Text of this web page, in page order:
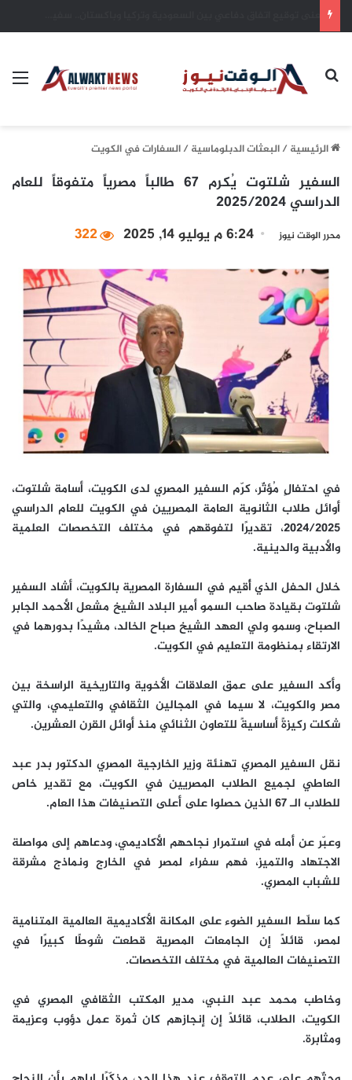
بحث عن
الرئيسية/البعثات الدبلوماسية/السفارات في الكويت
السفير شلتوت يُكرم 67 طالباً مصرياً متفوقاً للعام
الدراسي 2025/2024
محرر الوقت نيوز 6:24 م يوليو 14, 2025 322
في احتفالٍ مُؤثّر، كرّم السفير المصري لدى الكويت، أسامة شلتوت،
أوائل طلاب الثانوية العامة المصريين في الكويت للعام الدراسي
2024/2025، تقديرًا لتفوقهم في مختلف التخصصات العلمية
والأدبية والدينية.
خلال الحفل الذي أُقيم في السفارة المصرية بالكويت، أشاد السفير
شلتوت بقيادة صاحب السمو أمير البلاد الشيخ مشعل الأحمد الجابر
الصباح، وسمو ولي العهد الشيخ صباح الخالد، مشيدًا بدورهما في
الارتقاء بمنظومة التعليم في الكويت.
وأكد السفير على عمق العلاقات الأخوية والتاريخية الراسخة بين
مصر والكويت، لا سيما في المجالين الثقافي والتعليمي، والتي
شكلت ركيزةً أساسيةً للتعاون الثنائي منذ أوائل القرن العشرين.
نقل السفير المصري تهنئة وزير الخارجية المصري الدكتور بدر عبد
العاطي لجميع الطلاب المصريين في الكويت، مع تقدير خاص
للطلاب الـ 67 الذين حصلوا على أعلى التصنيفات هذا العام.
وعبّر عن أمله في استمرار نجاحهم الأكاديمي، ودعاهم إلى مواصلة
الاجتهاد والتميز، فهم سفراء لمصر في الخارج ونماذج مشرقة
للشباب المصري.
كما سلّط السفير الضوء على المكانة الأكاديمية العالمية المتنامية
لمصر، قائلاً إن الجامعات المصرية قطعت شوطًا كبيرًا في
التصنيفات العالمية في مختلف التخصصات.
وخاطب محمد عبد النبي، مدير المكتب الثقافي المصري في
الكويت، الطلاب، قائلاً إن إنجازهم كان ثمرة عمل دؤوب وعزيمة
ومثابرة.